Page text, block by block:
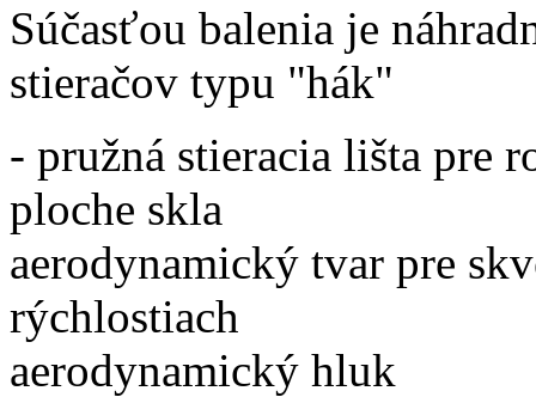
Súčasťou balenia je
stieračov typu "hák"
- pružná stieracia lišta pre
ploche
aerodynamický tvar pre